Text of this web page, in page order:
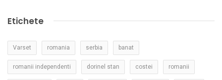
Etichete
Varset romania serbia banat
romanii independenti dorinel stan costei romanii